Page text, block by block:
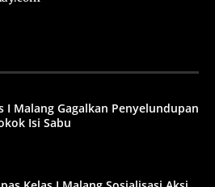
I Malang Gagalkan Penyelundupan
Isi Sabu